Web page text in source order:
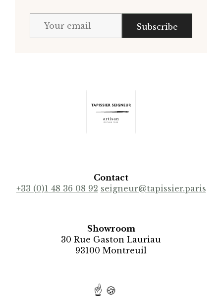
Contact
+33 (0)1 48 36 08 92 seigneur@tapissier.paris
Showroom
30 Rue Gaston Lauriau
93100 Montreuil
Recrutement